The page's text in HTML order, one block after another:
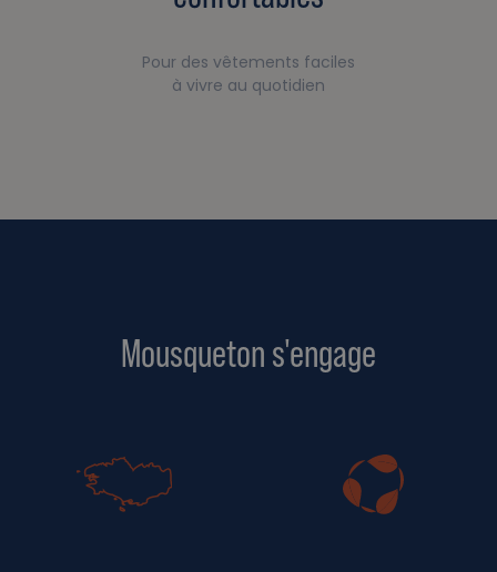
Pour des vêtements faciles
à vivre au quotidien
Mousqueton s'engage